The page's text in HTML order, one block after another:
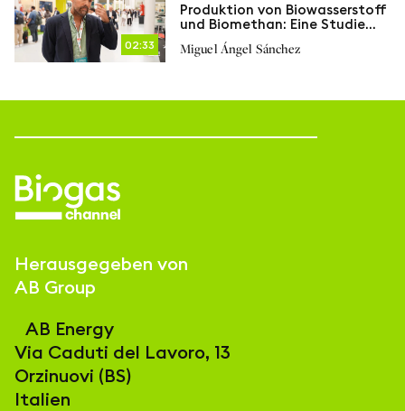
02:33
Produktion von Biowasserstoff
und Biomethan: Eine Studie
aus Spanien
Miguel Ángel Sánchez
Herausgegeben von
AB Group
AB Energy
Via Caduti del Lavoro, 13
Orzinuovi (BS)
Italien